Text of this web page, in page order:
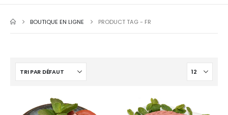
BOUTIQUE EN LIGNE PRODUCT TAG - FR